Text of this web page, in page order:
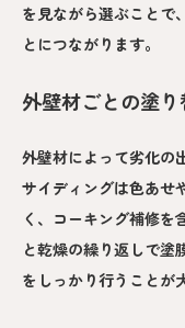
を見ながら選ぶことで
とにつながります。
外壁材ごとの塗
外壁材によって劣化の
サイディングは色あせ
く、コーキング補修を
と乾燥の繰り返しで塗
をしっかり行うことが